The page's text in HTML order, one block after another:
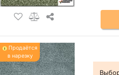
Продаётся
в нарезку